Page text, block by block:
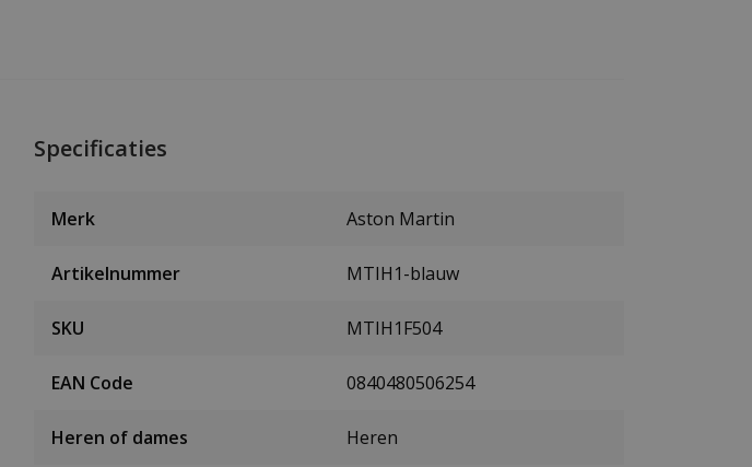
Specificaties
Merk Aston Martin
Artikelnummer MTIH1-blauw
SKU MTIH1F504
EAN Code 0840480506254
Heren of dames Heren